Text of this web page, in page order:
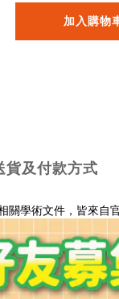
加入購物
貨及付款方式
關學術文件， 皆來自